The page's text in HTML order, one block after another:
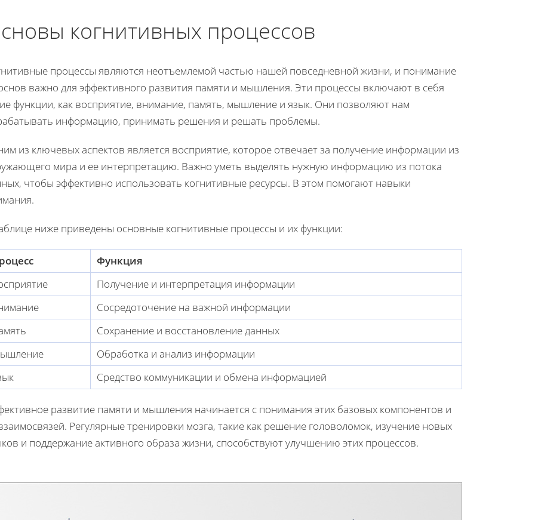
когнитивных процессов
процессы являются неотъемлемой частью нашей повседневной жизни, и понимание
важно для эффективного развития памяти и мышления. Эти процессы включают в себя
функции, как восприятие, внимание, память, мышление и язык. Они позволяют нам
информацию, принимать решения и решать проблемы.
из ключевых аспектов является восприятие, которое отвечает за получение информации из
мира и ее интерпретацию. Важно уметь выделять нужную информацию из потока
чтобы эффективно использовать когнитивные ресурсы. В этом помогают навыки
ниже приведены основные когнитивные процессы и их функции:
Функция
Получение и интерпретация информации
Сосредоточение на важной информации
Сохранение и восстановление данных
Обработка и анализ информации
Средство коммуникации и обмена информацией
развитие памяти и мышления начинается с понимания этих базовых компонентов и
Регулярные тренировки мозга, такие как решение головоломок, изучение новых
и поддержание активного образа жизни, способствуют улучшению этих процессов.